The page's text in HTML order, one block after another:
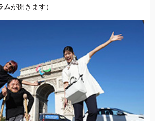
ムが開きます）